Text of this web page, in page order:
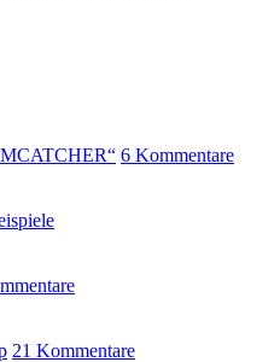
6 Kommentarezu
Keine
Osterstoffe
Beispiele
zu
21 Kommentarezu